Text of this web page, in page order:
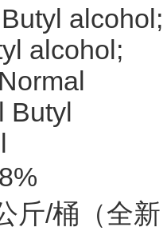
alcohol;
alcohol;
Butyl
斤/桶（全新